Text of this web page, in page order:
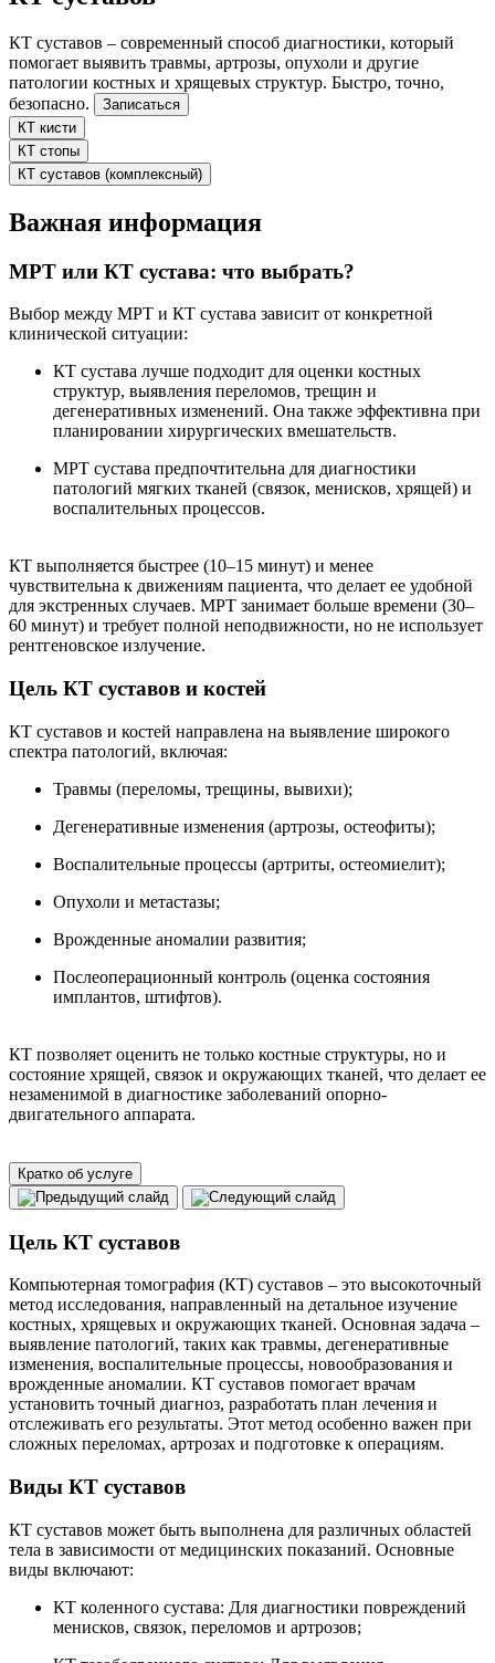
КТ суставов – современный способ диагностики, который
помогает выявить травмы, артрозы, опухоли и другие
патологии костных и хрящевых структур. Быстро, точно,
безопасно.
Записаться
КТ кисти
КТ стопы
КТ суставов (комплексный)
Важная информация
МРТ или КТ сустава: что выбрать?
Выбор между МРТ и КТ сустава зависит от конкретной
клинической ситуации:
КТ сустава лучше подходит для оценки костных
структур, выявления переломов, трещин и
дегенеративных изменений. Она также эффективна при
планировании хирургических вмешательств.
МРТ сустава предпочтительна для диагностики
патологий мягких тканей (связок, менисков, хрящей) и
воспалительных процессов.
КТ выполняется быстрее (10–15 минут) и менее
чувствительна к движениям пациента, что делает ее удобной
для экстренных случаев. МРТ занимает больше времени (30–
60 минут) и требует полной неподвижности, но не использует
рентгеновское излучение.
Цель КТ суставов и костей
КТ суставов и костей направлена на выявление широкого
спектра патологий, включая:
Травмы (переломы, трещины, вывихи);
Дегенеративные изменения (артрозы, остеофиты);
Воспалительные процессы (артриты, остеомиелит);
Опухоли и метастазы;
Врожденные аномалии развития;
Послеоперационный контроль (оценка состояния
имплантов, штифтов).
КТ позволяет оценить не только костные структуры, но и
состояние хрящей, связок и окружающих тканей, что делает ее
незаменимой в диагностике заболеваний опорно-
двигательного аппарата.
Кратко об услуге
Цель КТ суставов
Компьютерная томография (КТ) суставов – это высокоточный
метод исследования, направленный на детальное изучение
костных, хрящевых и окружающих тканей. Основная задача –
выявление патологий, таких как травмы, дегенеративные
изменения, воспалительные процессы, новообразования и
врожденные аномалии. КТ суставов помогает врачам
установить точный диагноз, разработать план лечения и
отслеживать его результаты. Этот метод особенно важен при
сложных переломах, артрозах и подготовке к операциям.
Виды КТ суставов
КТ суставов может быть выполнена для различных областей
тела в зависимости от медицинских показаний. Основные
виды включают:
КТ коленного сустава: Для диагностики повреждений
менисков, связок, переломов и артрозов;